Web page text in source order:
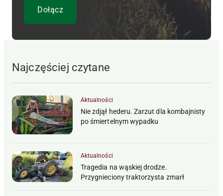
Najczęściej czytane
Aktualności
Nie zdjął hederu. Zarzut dla kombajnisty
po śmiertelnym wypadku
Aktualności
Tragedia na wąskiej drodze.
Przygnieciony traktorzysta zmarł